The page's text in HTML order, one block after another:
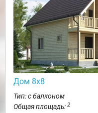
Дом 8х8
Тип: с балконом
Общая площадь: 2